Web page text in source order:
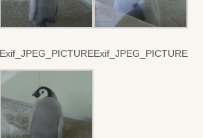
Exif_JPEG_PICTURE